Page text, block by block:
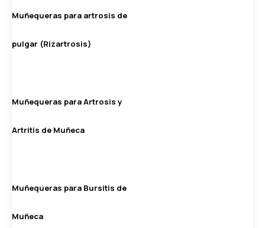
Muñequeras para artrosis de
pulgar (Rizartrosis)
Muñequeras para Artrosis y
Artritis de Muñeca
Muñequeras para Bursitis de
Muñeca